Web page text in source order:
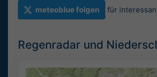
meteoblue folgen für
Regenradar und